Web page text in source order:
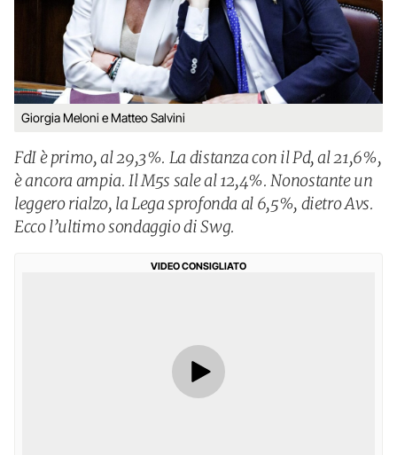
Giorgia Meloni e Matteo Salvini
FdI è primo, al 29,3%. La distanza con il Pd, al 21,6%,
è ancora ampia. Il M5s sale al 12,4%. Nonostante un
leggero rialzo, la Lega sprofonda al 6,5%, dietro Avs.
Ecco l’ultimo sondaggio di Swg.
VIDEO CONSIGLIATO